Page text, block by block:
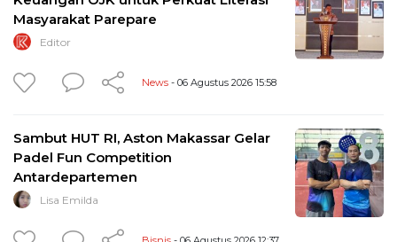
Masyarakat Parepare
Editor
News - 06 Agustus 2026 15:58
Sambut HUT RI, Aston Makassar Gelar
Padel Fun Competition
Antardepartemen
Lisa Emilda